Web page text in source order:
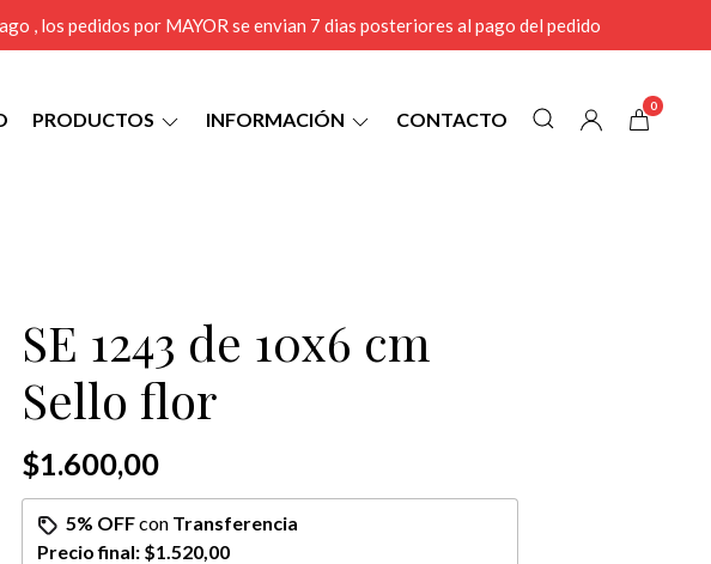
, los pedidos por MAYOR se envian 7 dias posteriores al pago del pedido
PRODUCTOS INFORMACIÓN CONTACTO
0
SE 1243 de 10x6 cm
Sello flor
$1.600,00
5% OFFcon Transferencia
Precio final: $1.520,00